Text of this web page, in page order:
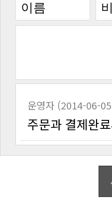
운영자 (2014-06-
주문과 결제완